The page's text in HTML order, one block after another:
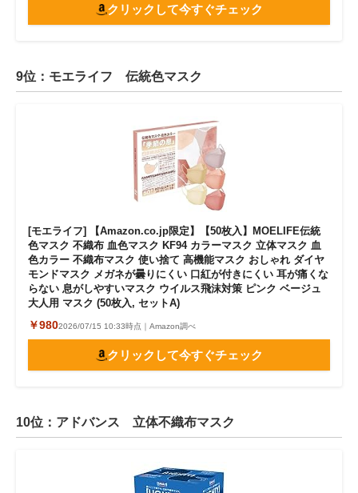
クリックして今すぐチェック
9位：モエライフ 伝統色マスク
[モエライフ] 【Amazon.co.jp限定】【50枚入】MOELIFE伝統
色マスク 不織布 血色マスク KF94 カラーマスク 立体マスク 血
色カラー 不織布マスク 使い捨て 高機能マスク おしゃれ ダイヤ
モンドマスク メガネが曇りにくい 口紅が付きにくい 耳が痛くな
らない 息がしやすいマスク ウイルス飛沫対策 ピンク ベージュ
大人用 マスク (50枚入, セットA)
￥9802026/07/15 10:33時点｜Amazon調べ
クリックして今すぐチェック
10位：アドバンス 立体不織布マスク